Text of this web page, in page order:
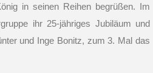
in seinen Reihen begrüßen. Im
ihr 25-jähriges Jubiläum und
und Inge Bonitz, zum 3. Mal das